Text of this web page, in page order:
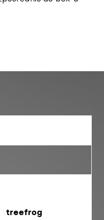
treefrog